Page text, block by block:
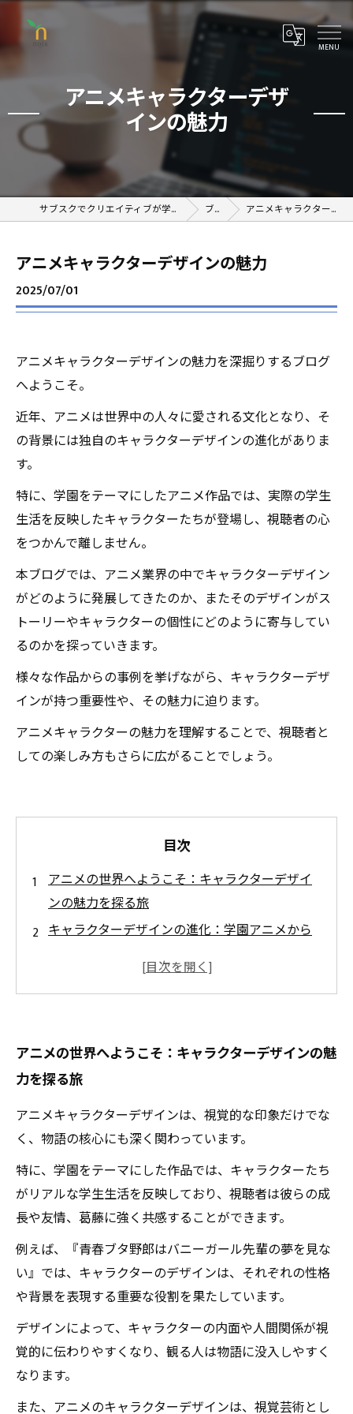
アニメキャラクターデザ
インの魅力
サブスクでクリエイティブが学べるオンラインスクール ブログ アニメキャラクターデザインの魅力
アニメキャラクターデザインの魅力
2025/07/01
アニメキャラクターデザインの魅力を深掘りするブログ
へようこそ。
近年、アニメは世界中の人々に愛される文化となり、そ
の背景には独自のキャラクターデザインの進化がありま
す。
特に、学園をテーマにしたアニメ作品では、実際の学生
生活を反映したキャラクターたちが登場し、視聴者の心
をつかんで離しません。
本ブログでは、アニメ業界の中でキャラクターデザイン
がどのように発展してきたのか、またそのデザインがス
トーリーやキャラクターの個性にどのように寄与してい
るのかを探っていきます。
様々な作品からの事例を挙げながら、キャラクターデザ
インが持つ重要性や、その魅力に迫ります。
アニメキャラクターの魅力を理解することで、視聴者と
しての楽しみ方もさらに広がることでしょう。
目次
アニメの世界へようこそ：キャラクターデザイ
ンの魅力を探る旅
キャラクターデザインの進化：学園アニメから
視聴者の心をつかむ：デザインが生み出すキャ
与える影響
実際の学生生活を反映したキャラクターたちの
魅力
アニメーションの未来を築く：キャラクターデ
キャラクターデザインを通じて広がる視聴者の
楽しみ方
アニメの世界へようこそ：キャラクターデザインの魅
力を探る旅
アニメキャラクターデザインは、視覚的な印象だけでな
く、物語の核心にも深く関わっています。
特に、学園をテーマにした作品では、キャラクターたち
がリアルな学生生活を反映しており、視聴者は彼らの成
長や友情、葛藤に強く共感することができます。
例えば、『青春ブタ野郎はバニーガール先輩の夢を見な
い』では、キャラクターのデザインは、それぞれの性格
や背景を表現する重要な役割を果たしています。
デザインによって、キャラクターの内面や人間関係が視
覚的に伝わりやすくなり、観る人は物語に没入しやすく
なります。
また、アニメのキャラクターデザインは、視覚芸術とし